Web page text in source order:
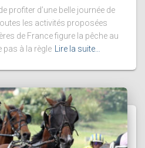
profiter d’une belle journée de
les activités proposées
de France figure la pêche au
pas à la règle Lire la suite…